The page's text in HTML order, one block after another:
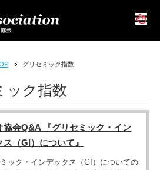
グリセミック指数
ック指数
協会Q&A 『グリセミック・イン
ス（GI）について』
ック・インデックス（GI）についての